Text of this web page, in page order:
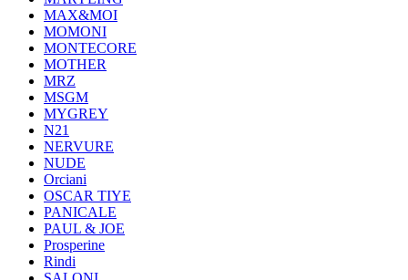
MAX&MOI
MOMONI
MONTECORE
MOTHER
MRZ
MSGM
MYGREY
N21
NERVURE
NUDE
Orciani
OSCAR TIYE
PANICALE
PAUL & JOE
Prosperine
Rindi